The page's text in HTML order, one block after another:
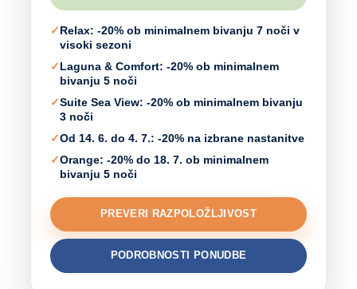
✓Relax: -20% ob minimalnem bivanju 7 noči v
visoki sezoni
✓Laguna & Comfort: -20% ob minimalnem
bivanju 5 noči
✓Suite Sea View: -20% ob minimalnem bivanju
3 noči
✓Od 14. 6. do 4. 7.: -20% na izbrane nastanitve
✓Orange: -20% do 18. 7. ob minimalnem
bivanju 5 noči
PREVERI RAZPOLOŽLJIVOST
PODROBNOSTI PONUDBE